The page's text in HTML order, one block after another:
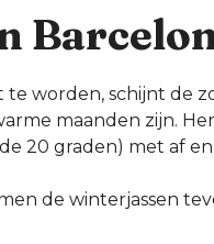
worden, schijnt de
maanden zijn.
20 graden) met af
de winterjassen